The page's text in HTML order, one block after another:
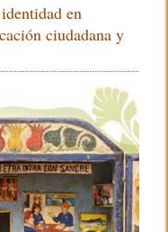
u
e
n
o
s
y
a
en
ciudadana y